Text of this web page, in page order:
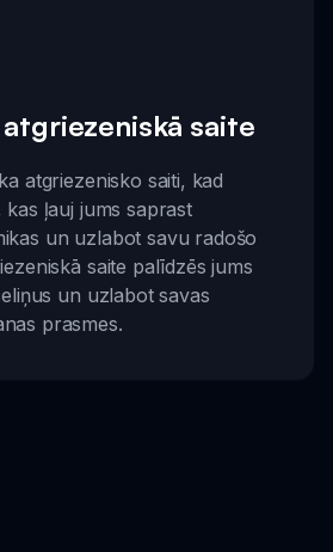
saite
atgriezenisko saiti, kad
kas ļauj jums saprast
un uzlabot savu radošo
saite palīdzēs jums
un uzlabot savas
prasmes.